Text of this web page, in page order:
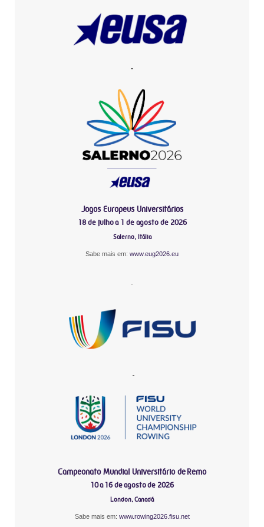
-
Jogos Europeus Universitários
18 de julho a 1 de agosto de 2026
Salerno, Itália
Sabe mais em: www.eug2026.eu
-
-
Campeonato Mundial Universitário de Remo
10 a 16 de agosto de 2026
London, Canadá
Sabe mais em: www.rowing2026.fisu.net